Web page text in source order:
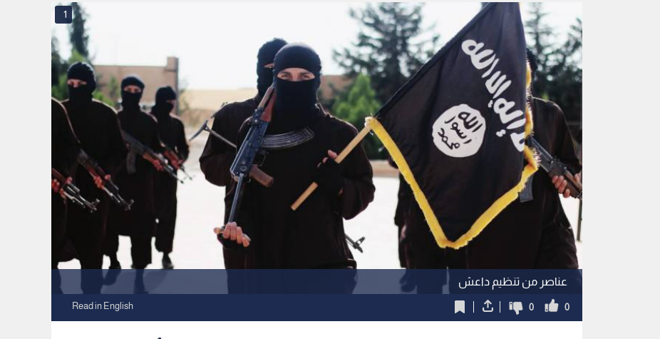
عناصر من تنظيم داعش
1
0
0
Read in English